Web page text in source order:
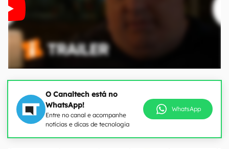
O Canaltech está no
WhatsApp!
Entre no canal e acompanhe
notícias e dicas de tecnologia
WhatsApp